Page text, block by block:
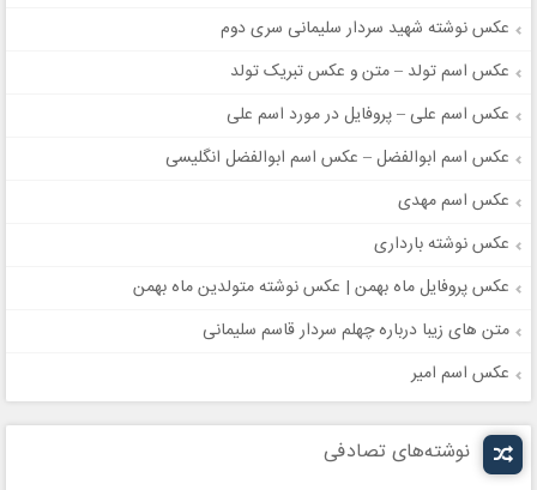
عکس نوشته شهید سردار سلیمانی سری دوم
عکس اسم تولد – متن و عکس تبریک تولد
عکس اسم علی – پروفایل در مورد اسم علی
عکس اسم ابوالفضل – عکس اسم ابوالفضل انگلیسی
عکس اسم مهدی
عکس نوشته بارداری
عکس پروفایل ماه بهمن | عکس نوشته متولدین ماه بهمن
متن های زیبا درباره چهلم سردار قاسم سلیمانی
عکس اسم امیر
نوشته‌های تصادفی